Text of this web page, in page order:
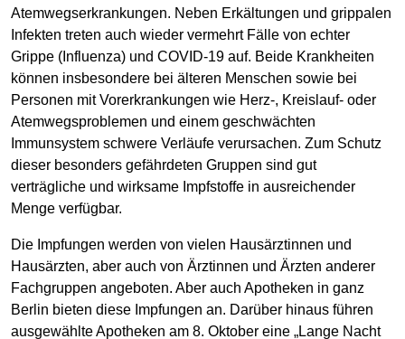
Atemwegserkrankungen. Neben Erkältungen und grippalen
Infekten treten auch wieder vermehrt Fälle von echter
Grippe (Influenza) und COVID-19 auf. Beide Krankheiten
können insbesondere bei älteren Menschen sowie bei
Personen mit Vorerkrankungen wie Herz-, Kreislauf- oder
Atemwegsproblemen und einem geschwächten
Immunsystem schwere Verläufe verursachen. Zum Schutz
dieser besonders gefährdeten Gruppen sind gut
verträgliche und wirksame Impfstoffe in ausreichender
Menge verfügbar.
Die Impfungen werden von vielen Hausärztinnen und
Hausärzten, aber auch von Ärztinnen und Ärzten anderer
Fachgruppen angeboten. Aber auch Apotheken in ganz
Berlin bieten diese Impfungen an. Darüber hinaus führen
ausgewählte Apotheken am 8. Oktober eine „Lange Nacht